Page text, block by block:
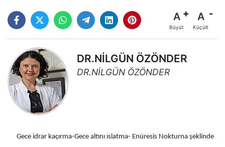
A
Büyüt
A
Küçült
DR.NİLGÜN ÖZÖNDER
DR.NİLGÜN ÖZÖNDER
Gece idrar kaçırma-Gece altını ıslatma- Enüresis Nokturna şeklinde